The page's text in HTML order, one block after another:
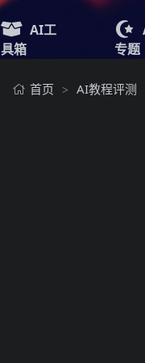
AI工
具箱
专题
首页 > AI教程评测